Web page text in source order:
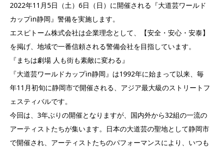
2022年11月5日（土）6日（日）に開催される『大道芸ワールド
カップin静岡』警備を実施します。
エスピトーム株式会社は企業理念として、【安全・安心・安泰】
を掲げ、地域で一番信頼される警備会社を目指しています。
『まちは劇場 人も街も素敵に変わる』
『大道芸ワールドカップin静岡』は1992年に始まって以来、毎
年11月初旬に静岡市で開催される、アジア最大級のストリートフ
ェスティバルです。
今回は、3年ぶりの開催となりますが、国内外から32組の一流の
アーティストたちが集います。日本の大道芸の聖地として静岡市
で開催され、アーティストたちのパフォーマンスにより、いつも